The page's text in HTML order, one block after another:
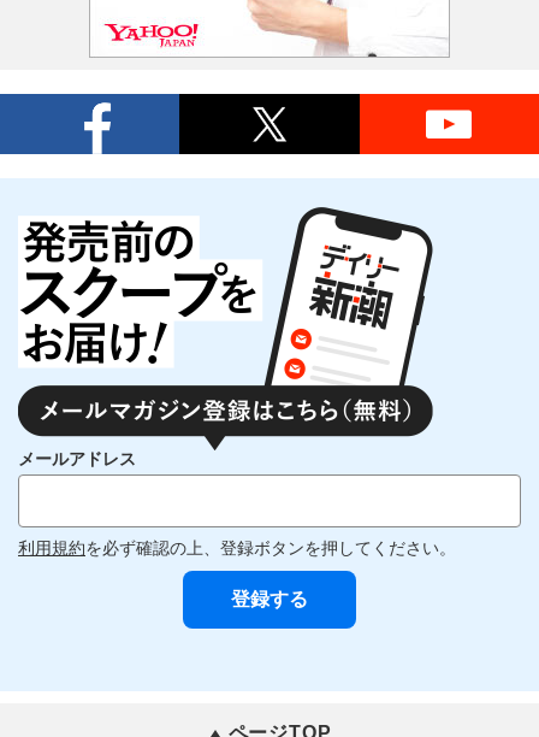
メールアドレス
利用規約を必ず確認の上、登録ボタンを押してください。